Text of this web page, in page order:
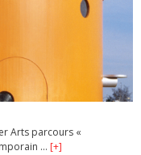
Arts parcours «
… [+]